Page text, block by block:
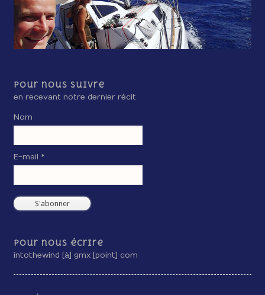
Pour nous suivre
en recevant notre dernier récit
Nom
E-mail *
Pour nous écrire
intothewind [à] gmx [point] com